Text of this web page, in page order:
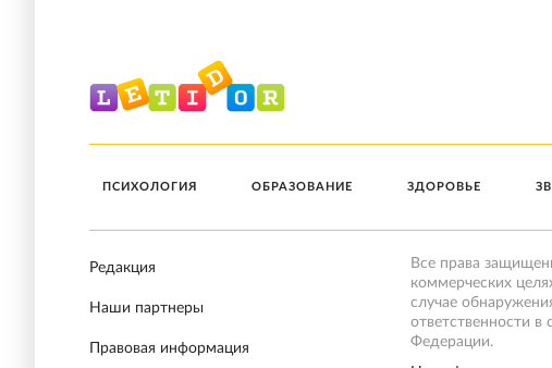
ПСИХОЛОГИЯ ОБРАЗОВАНИЕ ЗДОРОВЬЕ
Редакция
Наши партнеры
Правовая информация
Все права
коммерческих
случае
ответственности
Федерации.